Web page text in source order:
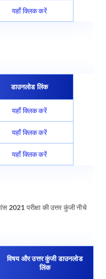
यहाँ क्लिक करें
डाउनलोड लिंक
यहाँ क्लिक करें
यहाँ क्लिक करें
यहाँ क्लिक करें
2021 परीक्षा की उत्तर कुंजी नीचे
विषय और उत्तर कुंजी डाउनलोड
लिंक